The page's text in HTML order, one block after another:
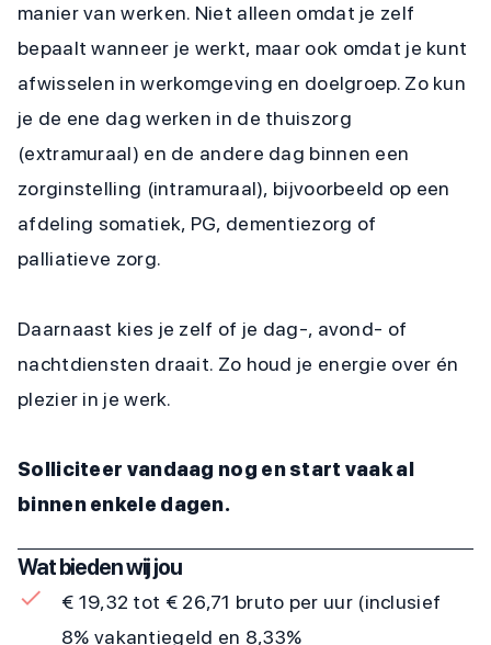
manier van werken. Niet alleen omdat je zelf
bepaalt wanneer je werkt, maar ook omdat je kunt
afwisselen in werkomgeving en doelgroep. Zo kun
je de ene dag werken in de thuiszorg
(extramuraal) en de andere dag binnen een
zorginstelling (intramuraal), bijvoorbeeld op een
afdeling somatiek, PG, dementiezorg of
palliatieve zorg.
Daarnaast kies je zelf of je dag-, avond- of
nachtdiensten draait. Zo houd je energie over én
plezier in je werk.
Solliciteer vandaag nog en start vaak al
binnen enkele dagen.
Wat bieden wij jou
€ 19,32 tot € 26,71 bruto per uur (inclusief
8% vakantiegeld en 8,33%